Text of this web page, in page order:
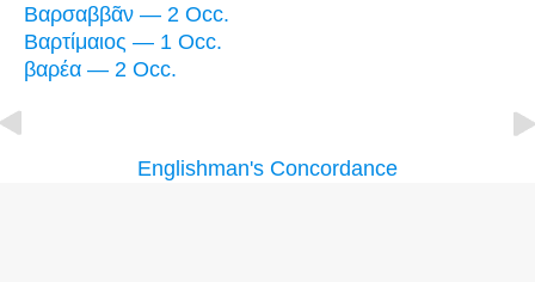
Βαρσαββᾶν — 2 Occ.
Βαρτίμαιος — 1 Occ.
βαρέα — 2 Occ.
Englishman's Concordance